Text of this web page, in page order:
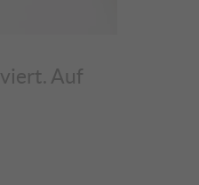
Auf